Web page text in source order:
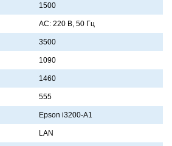
1500
AС: 220 В, 50 Гц
3500
1090
1460
555
Epson i3200-A1
LAN